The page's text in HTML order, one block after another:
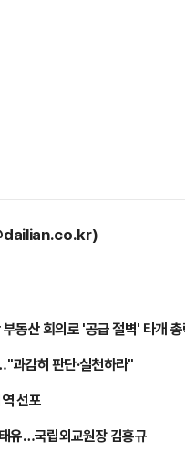
동산 회의로 '공급 절벽' 타개
감히 판단·실천하라"
선포
유…국립외교원장 김흥규